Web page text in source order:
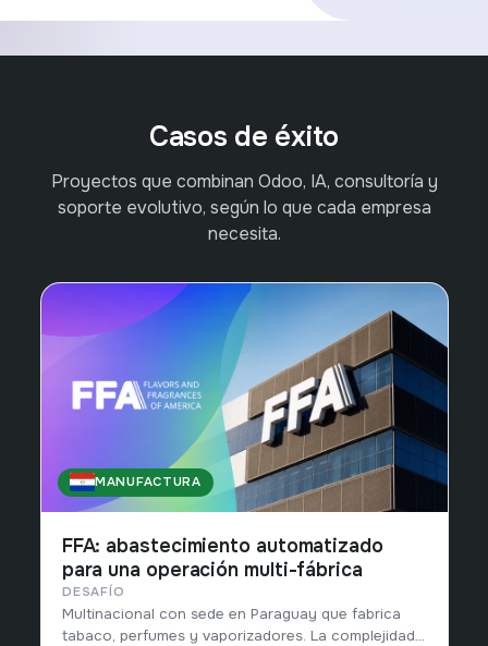
Casos de éxito
Proyectos que combinan Odoo, IA, consultoría y
soporte evolutivo, según lo que cada empresa
necesita.
PARAGUAY
MANUFACTURA
FFA: abastecimiento automatizado
para una operación multi-fábrica
DESAFÍO
Multinacional con sede en Paraguay que fabrica
tabaco, perfumes y vaporizadores. La complejidad